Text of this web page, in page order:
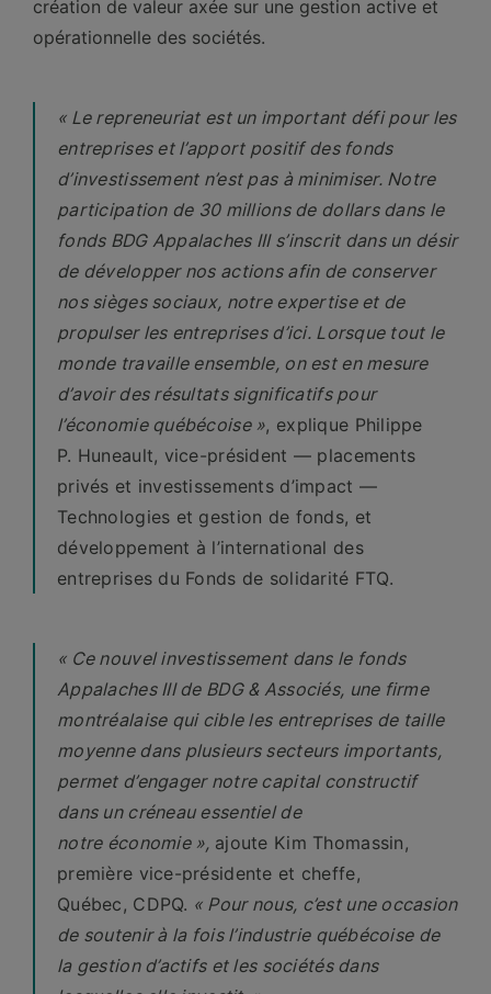
création de valeur axée sur une gestion active et
opérationnelle des sociétés.
« Le repreneuriat est un important défi pour les
entreprises et l’apport positif des fonds
d’investissement n’est pas à minimiser. Notre
participation de 30 millions de dollars dans le
fonds BDG Appalaches III s’inscrit dans un désir
de développer nos actions afin de conserver
nos sièges sociaux, notre expertise et de
propulser les entreprises d’ici. Lorsque tout le
monde travaille ensemble, on est en mesure
d’avoir des résultats significatifs pour
l’économie québécoise », explique Philippe
P. Huneault, vice-président — placements
privés et investissements d’impact —
Technologies et gestion de fonds, et
développement à l’international des
entreprises du Fonds de solidarité FTQ.
« Ce nouvel investissement dans le fonds
Appalaches III de BDG & Associés, une firme
montréalaise qui cible les entreprises de taille
moyenne dans plusieurs secteurs importants,
permet d’engager notre capital constructif
dans un créneau essentiel de
notre économie », ajoute Kim Thomassin,
première vice-présidente et cheffe,
Québec, CDPQ. « Pour nous, c’est une occasion
de soutenir à la fois l’industrie québécoise de
la gestion d’actifs et les sociétés dans